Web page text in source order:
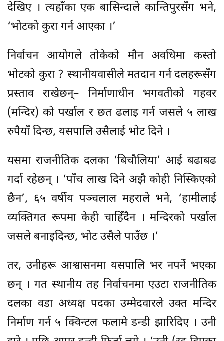
देखिए । त्यहाँका एक बासिन्दाले कान्तिपुरसँग भने,
‘भोटको कुरा गर्न आएका ।’
निर्वाचन आयोगले तोकेको मौन अवधिमा कस्तो
भोटको कुरा ? स्थानीयवासीले मतदान गर्न दलहरूसँग
प्रस्ताव राखेछन्– निर्माणाधीन भगवतीको गहवर
(मन्दिर) को पर्खाल र छत ढलाइ गर्न जसले ५ लाख
रुपैयाँ दिन्छ, यसपालि उसैलाई भोट दिने ।
यसमा राजनीतिक दलका ‘बिचौलिया’ आई बढाबढ
गर्दा रहेछन् । ‘पाँच लाख दिने अझै कोही निस्किएको
छैन’, ६५ वर्षीय पञ्चलाल महराले भने, ‘हामीलाई
व्यक्तिगत रूपमा केही चाहिँदैन । मन्दिरको पर्खाल
जसले बनाइदिन्छ, भोट उसैले पाउँछ ।’
तर, उनीहरू आश्वासनमा यसपालि भर नपर्ने भएका
छन् । गत स्थानीय तह निर्वाचनमा एउटा राजनीतिक
दलका वडा अध्यक्ष पदका उम्मेदवारले उक्त मन्दिर
निर्माण गर्न ५ क्विन्टल फलामे डन्डी झारिदिए । उनी